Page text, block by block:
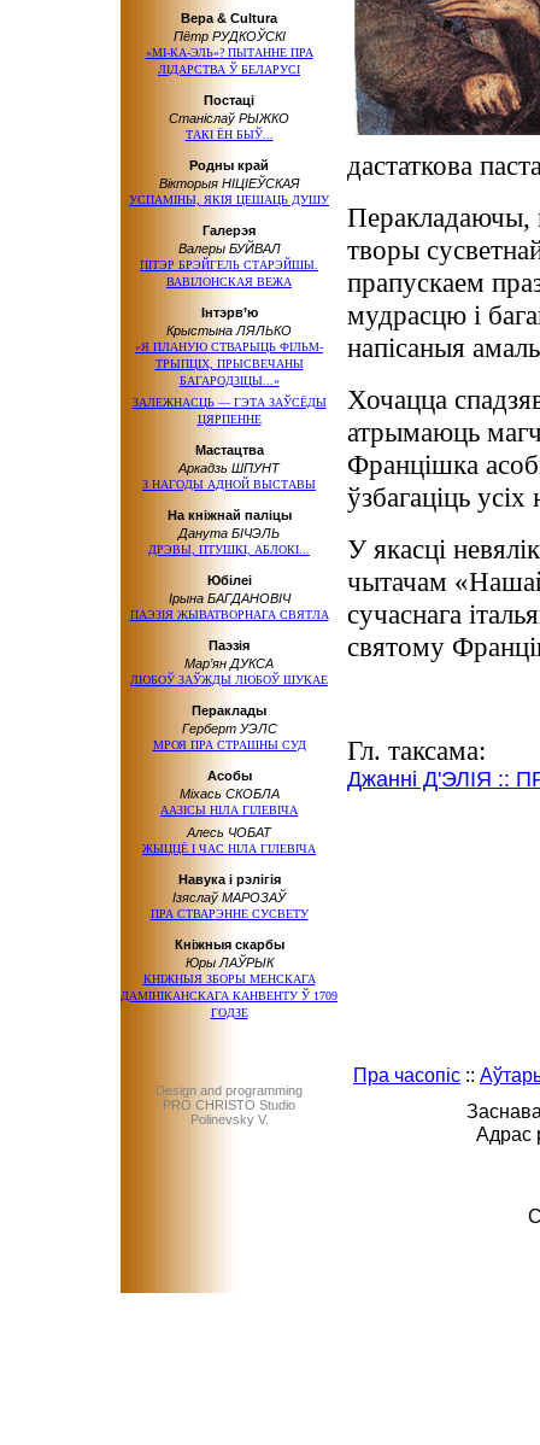
Вера & Cultura
Пётр РУДКОЎСКІ
«МІ-КА-ЭЛЬ»? ПЫТАННЕ ПРА
ЛІДАРСТВА Ў БЕЛАРУСІ
Постаці
Станіслаў РЫЖКО
ТАКІ ЁН БЫЎ...
Родны край
Вікторыя НІЦІЕЎСКАЯ
УСПАМІНЫ, ЯКІЯ ЦЕШАЦЬ ДУШУ
Галерэя
Валеры БУЙВАЛ
ПІТЭР БРЭЙГЕЛЬ СТАРЭЙШЫ.
ВАВІЛОНСКАЯ ВЕЖА
Інтэрв’ю
Крыстына ЛЯЛЬКО
«Я ПЛАНУЮ СТВАРЫЦЬ ФІЛЬМ-
ТРЫПЦІХ, ПРЫСВЕЧАНЫ
БАГАРОДЗІЦЫ...»
ЗАЛЕЖНАСЦЬ — ГЭТА ЗАЎСЁДЫ
ЦЯРПЕННЕ
Мастацтва
Аркадзь ШПУНТ
З НАГОДЫ АДНОЙ ВЫСТАВЫ
На кніжнай паліцы
Данута БІЧЭЛЬ
ДРЭВЫ, ПТУШКІ, АБЛОКІ...
Юбілеі
Ірына БАГДАНОВІЧ
ПАЭЗІЯ ЖЫВАТВОРНАГА СВЯТЛА
Паэзія
Мар’ян ДУКСА
ЛЮБОЎ ЗАЎЖДЫ ЛЮБОЎ ШУКАЕ
Пераклады
Герберт УЭЛС
МРОЯ ПРА СТРАШНЫ СУД
Асобы
Міхась СКОБЛА
ААЗІСЫ НІЛА ГІЛЕВІЧА
Алесь ЧОБАТ
ЖЫЦЦЁ І ЧАС НІЛА ГІЛЕВІЧА
Навука і рэлігія
Ізяслаў МАРОЗАЎ
ПРА СТВАРЭННЕ СУСВЕТУ
Кніжныя скарбы
Юры ЛАЎРЫК
КНІЖНЫЯ ЗБОРЫ МЕНСКАГА
ДАМІНІКАНСКАГА КАНВЕНТУ Ў 1709
ГОДЗЕ
дастаткова
Перакладаючы,
творы
прапускаем
мудрасцю і
напісаныя
Хочацца
атрымаюць
Францішка
ўзбагаціць усіх
У якасці
чытачам
сучаснага
святому
Гл. таксама:
Джанні Д'ЭЛІЯ ::
Design and programming
PRO CHRISTO Studio
Polinevsky V.
Пра часопіс ::
Адрас